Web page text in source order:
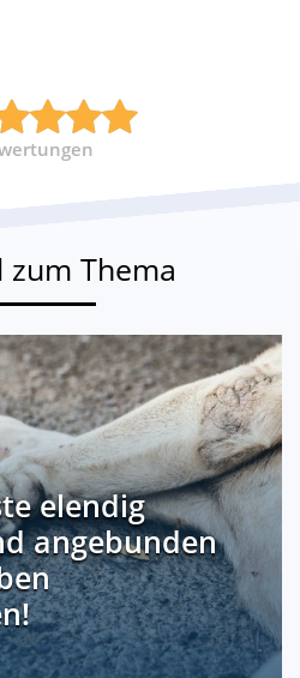
zum Thema
elendig
angebunden